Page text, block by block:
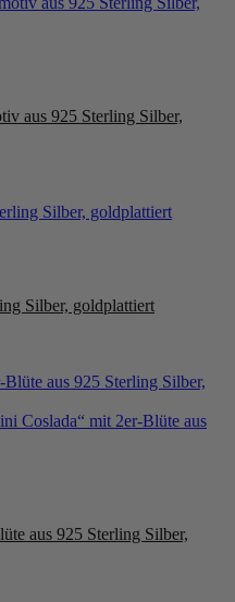
aus 925 Sterling Silber,
Silber, goldplattiert
aus 925 Sterling Silber,